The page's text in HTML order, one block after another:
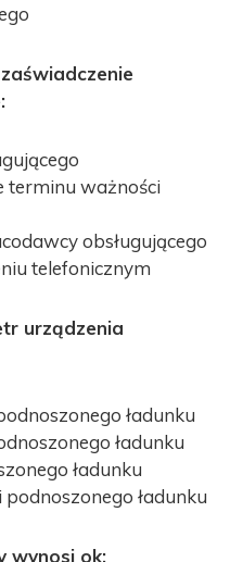
terminu ważności
obsługującego
telefonicznym
urządzenia
ładunku
ładunku
ładunku
ładunku
wynosi ok: